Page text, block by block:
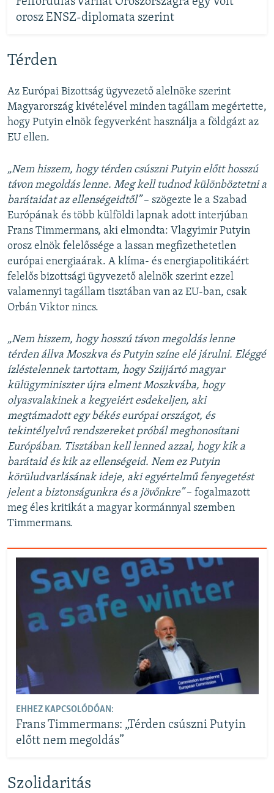
orosz ENSZ-diplomata szerint
Térden
Az Európai Bizottság ügyvezető alelnöke szerint
Magyarország kivételével minden tagállam megértette,
hogy Putyin elnök fegyverként használja a földgázt az
EU ellen.
„Nem hiszem, hogy térden csúszni Putyin előtt hosszú
távon megoldás lenne. Meg kell tudnod különböztetni a
barátaidat az ellenségeidtől” – szögezte le a Szabad
Európának és több külföldi lapnak adott interjúban
Frans Timmermans, aki elmondta: Vlagyimir Putyin
orosz elnök felelőssége a lassan megfizethetetlen
európai energiaárak. A klíma- és energiapolitikáért
felelős bizottsági ügyvezető alelnök szerint ezzel
valamennyi tagállam tisztában van az EU-ban, csak
Orbán Viktor nincs.
„Nem hiszem, hogy hosszú távon megoldás lenne
térden állva Moszkva és Putyin színe elé járulni. Eléggé
ízléstelennek tartottam, hogy Szijjártó magyar
külügyminiszter újra elment Moszkvába, hogy
olyasvalakinek a kegyeiért esdekeljen, aki
megtámadott egy békés európai országot, és
tekintélyelvű rendszereket próbál meghonosítani
Európában. Tisztában kell lenned azzal, hogy kik a
barátaid és kik az ellenségeid. Nem ez Putyin
körüludvarlásának ideje, aki egyértelmű fenyegetést
jelent a biztonságunkra és a jövőnkre” – fogalmazott
meg éles kritikát a magyar kormánnyal szemben
Timmermans.
EHHEZ KAPCSOLÓDÓAN:
Frans Timmermans: „Térden csúszni Putyin
előtt nem megoldás”
Szolidaritás